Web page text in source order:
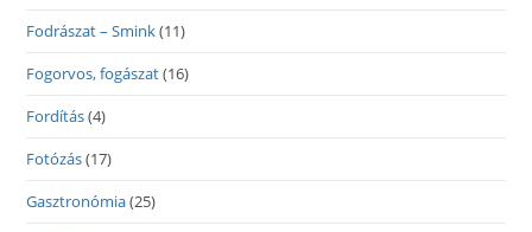
Fodrászat – Smink(11)
Fogorvos, fogászat(16)
Fordítás(4)
Fotózás(17)
Gasztronómia(25)